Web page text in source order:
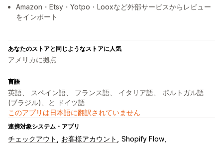
Amazon・Etsy・Yotpo・Looxなど外部サービスからレビュー
をインポート
あなたのストアと同じようなストアに人気
アメリカに拠点
言語
英語、 スペイン語、 フランス語、 イタリア語、 ポルトガル語
(ブラジル)、と ドイツ語
このアプリは日本語に翻訳されていません
連携対象システム・アプリ
チェックアウト お客様アカウント
Shopify Flow